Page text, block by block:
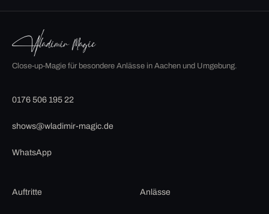
Close-up-Magie für besondere Anlässe in Aachen und Umgebung.
0176 506 195 22
shows@wladimir-magic.de
WhatsApp
Auftritte Anlässe